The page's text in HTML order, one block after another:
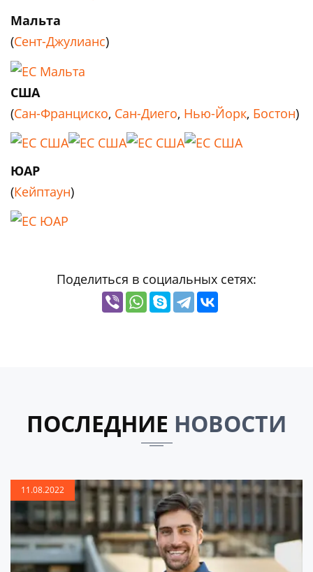
Мальта
(Сент-Джулианс)
США
(Сан-Франциско, Сан-Диего, Нью-Йорк, Бостон)
ЮАР
(Кейптаун)
Поделиться в социальных сетях:
ПОСЛЕДНИЕ НОВОСТИ
11.08.2022